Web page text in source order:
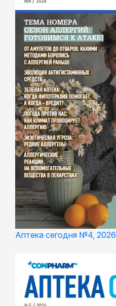
Аптека сегодня №4, 2026